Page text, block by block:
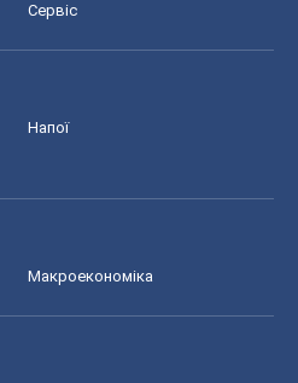
Сервіс
Напої
Макроекономіка